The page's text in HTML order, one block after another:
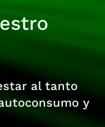
al tanto
y